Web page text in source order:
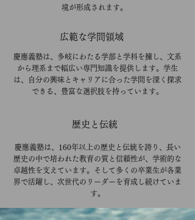
境が形成されます。
​広範な学問領域
慶應義塾は、多岐にわたる学部と学科を擁し、文系
から理系まで幅広い専門知識を提供します。学生
は、自分の興味とキャリアに合った学問を深く探求
できる、豊富な選択肢を持っています。
​歴史と伝統
慶應義塾は、160年以上の歴史と伝統を誇り、長い
歴史の中で培われた教育の質と信頼性が、学術的な
卓越性を支えています。そして多くの卒業生が各業
界で活躍し、次世代のリーダーを育成し続けていま
す。